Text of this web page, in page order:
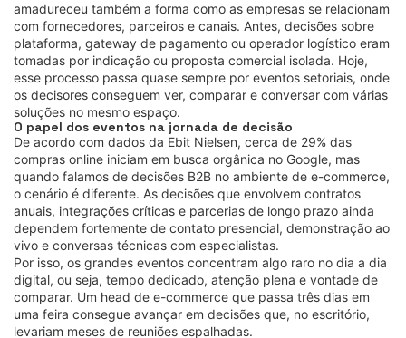
amadureceu também a forma como as empresas se relacionam
com fornecedores, parceiros e canais. Antes, decisões sobre
plataforma, gateway de pagamento ou operador logístico eram
tomadas por indicação ou proposta comercial isolada. Hoje,
esse processo passa quase sempre por eventos setoriais, onde
os decisores conseguem ver, comparar e conversar com várias
soluções no mesmo espaço.
O papel dos eventos na jornada de decisão
De acordo com dados da Ebit Nielsen, cerca de 29% das
compras online iniciam em busca orgânica no Google, mas
quando falamos de decisões B2B no ambiente de e-commerce,
o cenário é diferente. As decisões que envolvem contratos
anuais, integrações críticas e parcerias de longo prazo ainda
dependem fortemente de contato presencial, demonstração ao
vivo e conversas técnicas com especialistas.
Por isso, os grandes eventos concentram algo raro no dia a dia
digital, ou seja, tempo dedicado, atenção plena e vontade de
comparar. Um head de e-commerce que passa três dias em
uma feira consegue avançar em decisões que, no escritório,
levariam meses de reuniões espalhadas.